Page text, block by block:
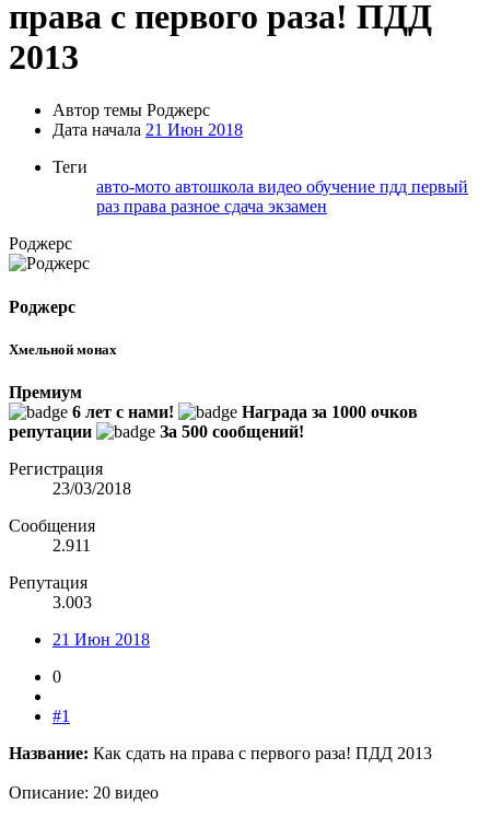
права с первого раза! ПДД
2013
Автор темы Роджерc
Дата начала 21 Июн 2018
Теги
авто-мото автошкола видео обучение пдд первый
раз права разное сдача экзамен
Роджерc
Роджерc
Хмельной монах
Премиум
6 лет с нами!
Награда за 1000 очков
репутации
За 500 сообщений!
Регистрация
23/03/2018
Сообщения
2.911
Репутация
3.003
21 Июн 2018
0
#1
Название: Как сдать на права с первого раза! ПДД 2013
Описание: 20 видео